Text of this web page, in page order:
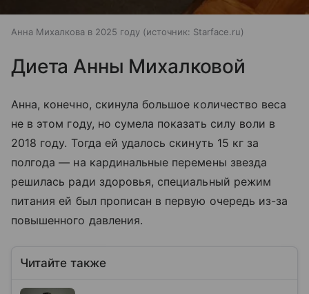
Анна Михалкова в 2025 году источник: Starface.ru
Диета Анны Михалковой
Анна, конечно, скинула большое количество веса
не в этом году, но сумела показать силу воли в
2018 году. Тогда ей удалось скинуть 15 кг за
полгода — на кардинальные перемены звезда
решилась ради здоровья, специальный режим
питания ей был прописан в первую очередь из-за
повышенного давления.
Читайте также